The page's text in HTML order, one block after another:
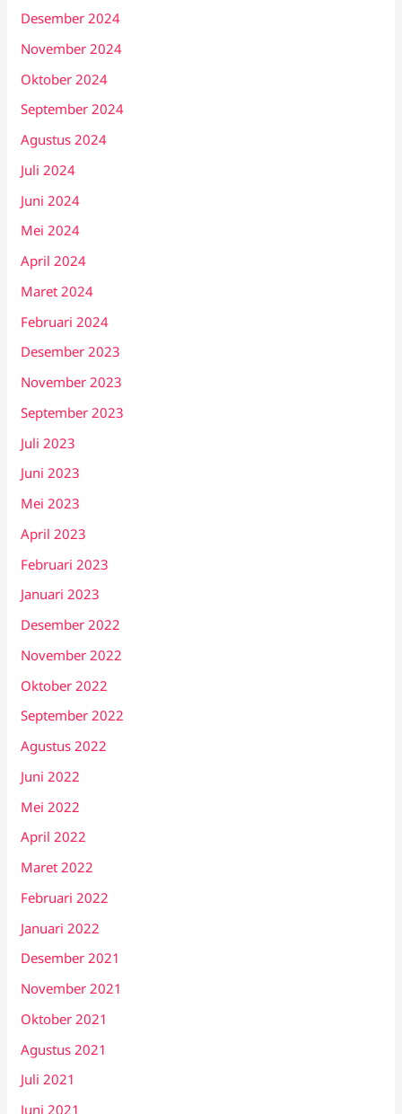
Desember 2024
November 2024
Oktober 2024
September 2024
Agustus 2024
Juli 2024
Juni 2024
Mei 2024
April 2024
Maret 2024
Februari 2024
Desember 2023
November 2023
September 2023
Juli 2023
Juni 2023
Mei 2023
April 2023
Februari 2023
Januari 2023
Desember 2022
November 2022
Oktober 2022
September 2022
Agustus 2022
Juni 2022
Mei 2022
April 2022
Maret 2022
Februari 2022
Januari 2022
Desember 2021
November 2021
Oktober 2021
Agustus 2021
Juli 2021
Juni 2021